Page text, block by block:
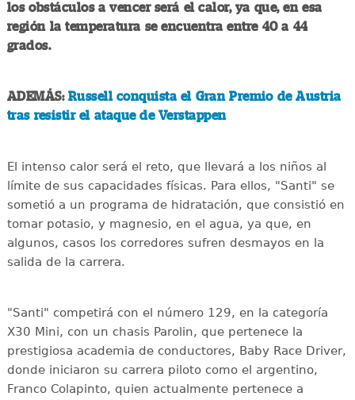
los obstáculos a vencer será el calor, ya que, en esa
región la temperatura se encuentra entre 40 a 44
grados.
ADEMÁS: Russell conquista el Gran Premio de Austria
tras resistir el ataque de Verstappen
El intenso calor será el reto, que llevará a los niños al
límite de sus capacidades físicas. Para ellos, "Santi" se
sometió a un programa de hidratación, que consistió en
tomar potasio, y magnesio, en el agua, ya que, en
algunos, casos los corredores sufren desmayos en la
salida de la carrera.
"Santi" competirá con el número 129, en la categoría
X30 Mini, con un chasis Parolin, que pertenece la
prestigiosa academia de conductores, Baby Race Driver,
donde iniciaron su carrera piloto como el argentino,
Franco Colapinto, quien actualmente pertenece a